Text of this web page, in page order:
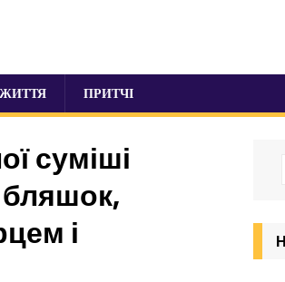
ЖИТТЯ ПРИТЧІ
суміші
бляшок,
і